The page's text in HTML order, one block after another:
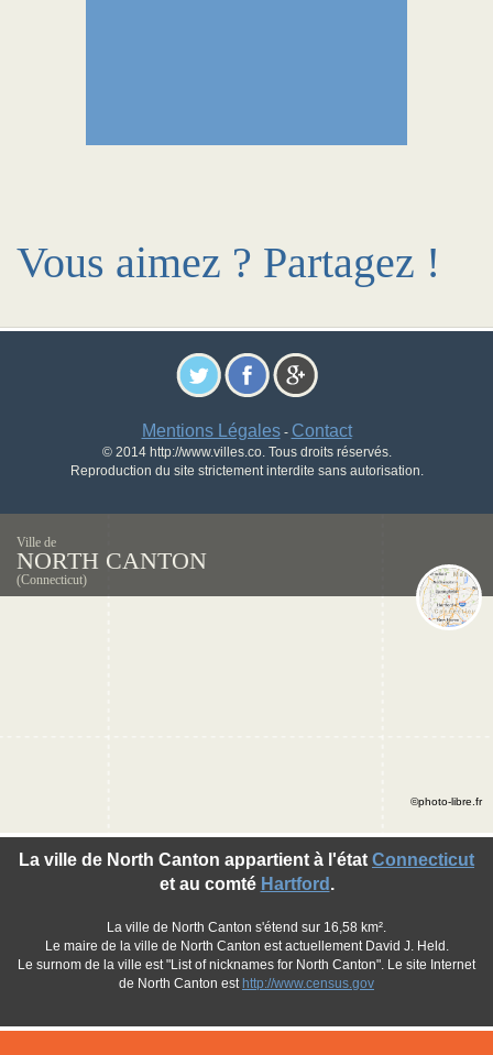
Vous aimez ? Partagez !
Mentions Légales- Contact
© 2014 http://www.villes.co. Tous droits réservés.
Reproduction du site strictement interdite sans autorisation.
Ville de
NORTH CANTON
(Connecticut)
La ville de North Canton appartient à l'état Connecticut
et au comté Hartford .
La ville de North Canton s'étend sur 16,58 km².
Le maire de la ville de North Canton est actuellement David J. Held.
Le surnom de la ville est "List of nicknames for North Canton". Le site Internet
de North Canton est http://www.census.gov
©photo-libre.fr